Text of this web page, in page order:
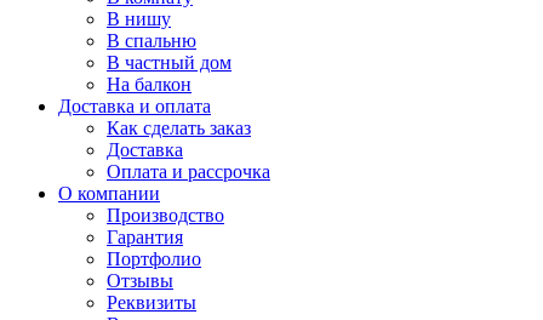
В нишу
В спальню
В частный дом
На балкон
Доставка и оплата
Как сделать заказ
Доставка
Оплата и рассрочка
О компании
Производство
Гарантия
Портфолио
Отзывы
Реквизиты